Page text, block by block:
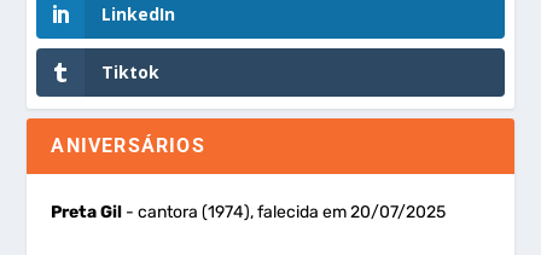
LinkedIn
Tiktok
ANIVERSÁRIOS
Preta Gil - cantora (1974), falecida em 20/07/2025